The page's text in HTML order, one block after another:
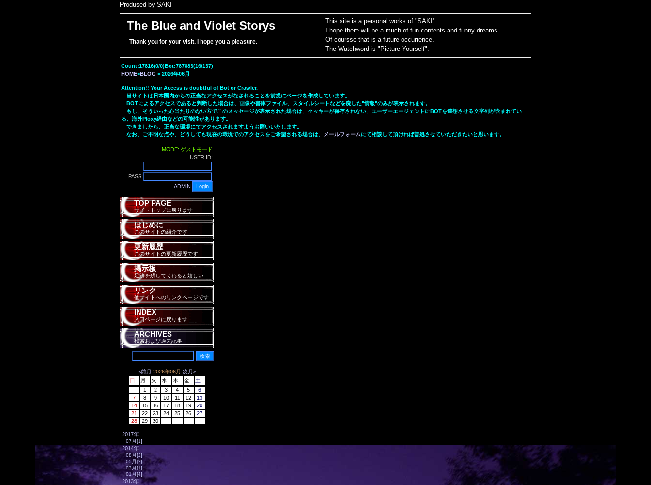
Prodused by SAKI
The Blue and Violet Storys
Thank you for your visit. I hope you a pleasure.
This site is a personal works of "SAKI".
I hope there will be a much of fun contents and funny dreams.
Of coursse that is a future occurrence.
The Watchword is "Picture Yourself".
Count:17816(0/0)Bot:787883(16/137)
HOME>BLOG > 2026年06月
Attention!! Your Access is doubtful of Bot or Crawler.
当サイトは日本国内からの正当なアクセスがなされることを前提にページを作成しています。
BOTによるアクセスであると判断した場合は、画像や書庫ファイル、スタイルシートなどを廃した"情報"のみが表示されます。
もし、そういった心当たりのない方でこのメッセージが表示された場合は、クッキーが保存されない、ユーザーエージェントにBOTを連想させる文字列が含まれてい
る、海外Ploxy経由などの可能性があります。
できましたら、正当な環境にてアクセスされますようお願いいたします。
なお、ご不明な点や、どうしても現在の環境でのアクセスをご希望される場合は、
メールフォームにて相談して頂ければ善処させていただきたいと思います。
MODE: ゲストモード
USER ID:
PASS:
ADMIN
TOP PAGE
サイトトップに戻ります
はじめに
このサイトの紹介です
更新履歴
このサイトの更新履歴です
掲示板
足跡を残してくれると嬉しい
リンク
他サイトへのリンクページです
INDEX
入口ページに戻ります
ARCHIVES
検索および過去記事
<前月 2026年06月 次月>
日
月 火 水 木 金
土
1
2 3 4 5
6
7
8 9 10 11 12
13
14
15 16 17 18 19
20
21
22 23 24 25 26
27
28
29 30
2017年
07月[1]
2014年
08月[2]
05月[2]
03月[1]
01月[4]
2013年